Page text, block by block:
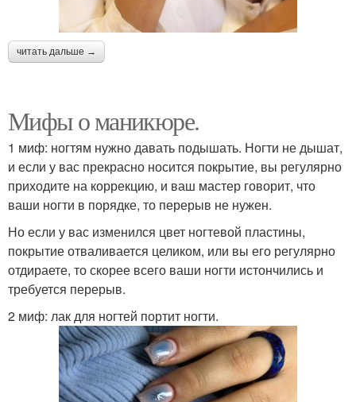
читать дальше →
Мифы о маникюре.
1 миф: ногтям нужно давать подышать. Ногти не дышат,
и если у вас прекрасно носится покрытие, вы регулярно
приходите на коррекцию, и ваш мастер говорит, что
ваши ногти в порядке, то перерыв не нужен.
Но если у вас изменился цвет ногтевой пластины,
покрытие отваливается целиком, или вы его регулярно
отдираете, то скорее всего ваши ногти истончились и
требуется перерыв.
2 миф: лак для ногтей портит ногти.